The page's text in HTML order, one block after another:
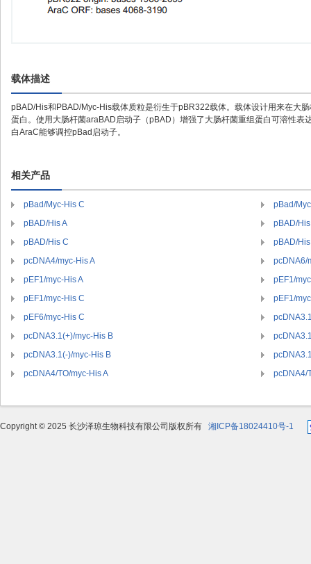
载体描述
pBAD/His和PBAD/Myc-His载体质粒是衍生于pBR322载体。载体设计用来在大
蛋白。使用大肠杆菌araBAD启动子（pBAD）增强了大肠杆菌重组蛋白可溶性
白AraC能够调控pBad启动子。
相关产品
pBad/Myc-His C
pBad/
pBAD/His A
pBAD/
pBAD/His C
pBAD/
pcDNA4/myc-His A
pcDNA6/
pEF1/myc-His A
pEF1/
pEF1/myc-His C
pEF1/
pEF6/myc-His C
pcDNA3.1(+)/myc-His B
pcDNA3.1(-)/myc-His B
pcDNA4/TO/myc-His A
pcDNA4/
Copyright © 2025 长沙泽琼生物科技有限公司版权所有 湘ICP备18024410号-1